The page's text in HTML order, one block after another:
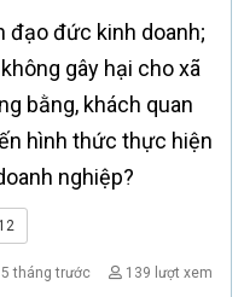
đạo đức kinh doanh;
gây hại cho xã
bằng, khách quan
hình thức thực hiện
nghiệp?
139 lượt xem
5 tháng trước